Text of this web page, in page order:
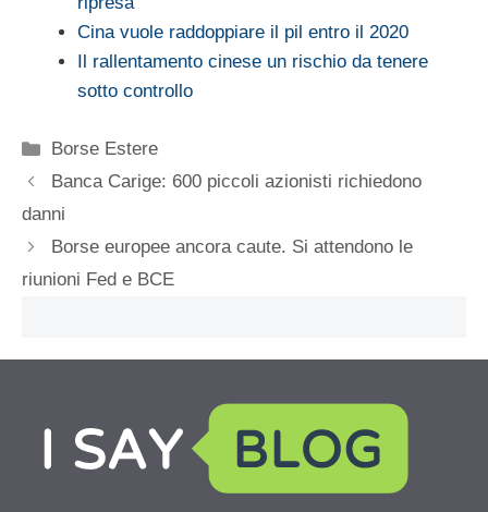
Cina vuole raddoppiare il pil entro il 2020
Il rallentamento cinese un rischio da tenere
sotto controllo
Categorie
Borse Estere
Banca Carige: 600 piccoli azionisti richiedono
danni
Borse europee ancora caute. Si attendono le
riunioni Fed e BCE